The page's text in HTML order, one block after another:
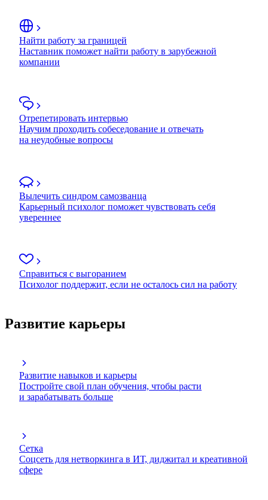
Найти работу за границей
Наставник поможет найти работу в зарубежной
компании
Отрепетировать интервью
Научим проходить собеседование и отвечать
на неудобные вопросы
Вылечить синдром самозванца
Карьерный психолог поможет чувствовать себя
увереннее
Справиться с выгоранием
Психолог поддержит, если не осталось сил на работу
Развитие карьеры
Развитие навыков и карьеры
Постройте свой план обучения, чтобы расти
и зарабатывать больше
Сетка
Соцсеть для нетворкинга в ИТ, диджитал и креативной
сфере